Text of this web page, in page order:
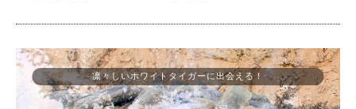
凛々しいホワイトタイガーに出会える！